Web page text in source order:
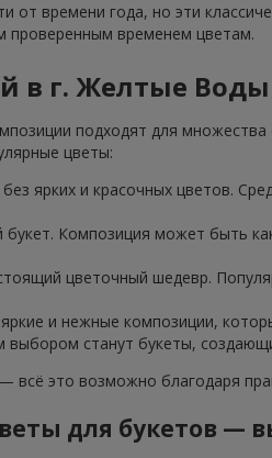
времени года, но эти
проверенным временем цветам.
в г. Желтые
подходят для
цветы:
ярких и красочных цветов.
Композиция может быть
цветочный шедевр.
и нежные композиции,
выбором станут букеты,
это возможно благодаря
для букетов —